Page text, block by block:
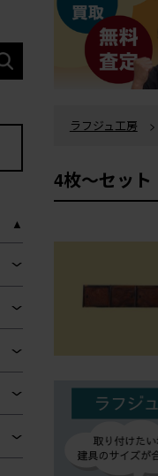
ラフジュ工房 >
4枚〜セット